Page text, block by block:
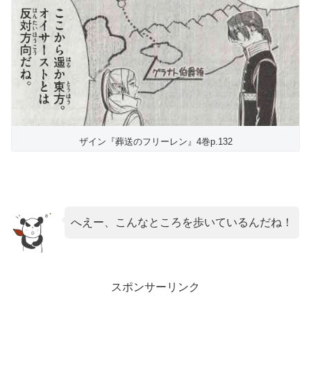
ザイン『葬送のフリーレン』4巻p.132
へえー、こんなところを歩いているんだね！
スポンサーリンク